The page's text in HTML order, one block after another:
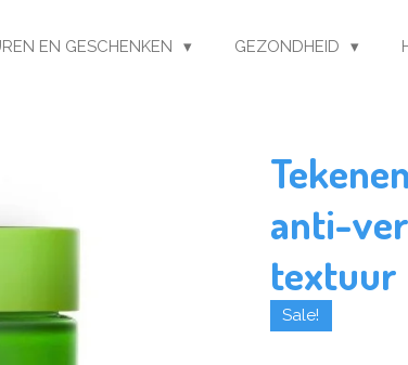
EN GESCHENKEN GEZONDHEID
anti-
textuur
Sale!